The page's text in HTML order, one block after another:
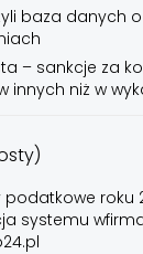
baza danych
– sankcje za
innych niż w
podatkowe roku
systemu